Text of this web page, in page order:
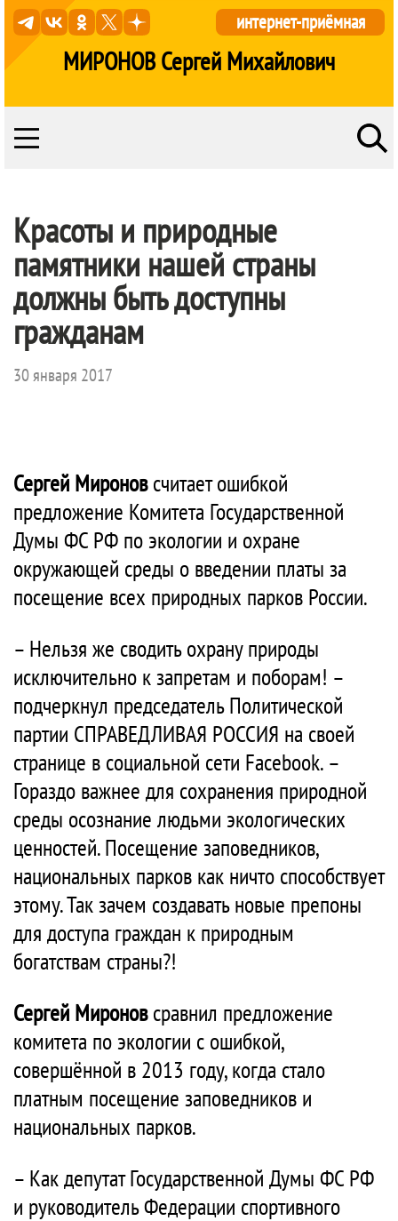
МИРОНОВ Сергей Михайлович
интернет-приёмная
Красоты и природные
памятники нашей страны
должны быть доступны
гражданам
30 января 2017
Сергей Мироновсчитает ошибкой
предложение Комитета Государственной
Думы ФС РФ по экологии и охране
окружающей среды о введении платы за
посещение всех природных парков России.
– Нельзя же сводить охрану природы
исключительно к запретам и поборам! –
подчеркнул председатель Политической
партии СПРАВЕДЛИВАЯ РОССИЯ на своей
странице в социальной сети Facebook. –
Гораздо важнее для сохранения природной
среды осознание людьми экологических
ценностей. Посещение заповедников,
национальных парков как ничто способствует
этому. Так зачем создавать новые препоны
для доступа граждан к природным
богатствам страны?!
Сергей Мироновсравнил предложение
комитета по экологии с ошибкой,
совершённой в 2013 году, когда стало
платным посещение заповедников и
национальных парков.
– Как депутат Государственной Думы ФС РФ
и руководитель Федерации спортивного